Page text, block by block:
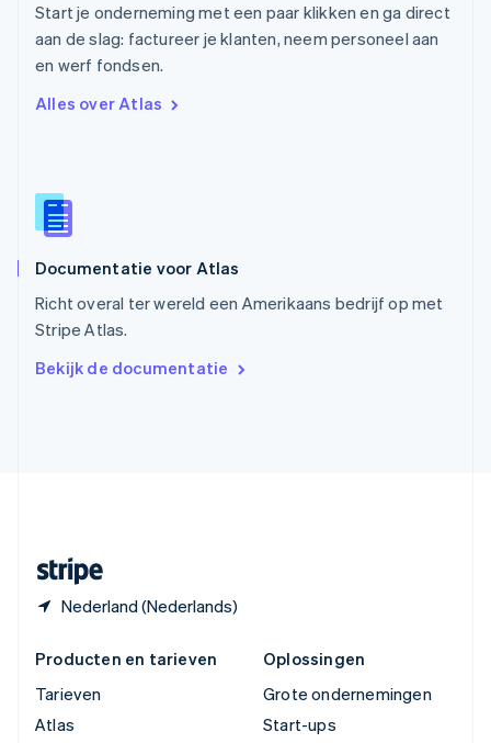
Start je onderneming met een paar klikken en ga direct
aan de slag: factureer je klanten, neem personeel aan
en werf fondsen.
Alles over Atlas
Documentatie voor Atlas
Richt overal ter wereld een Amerikaans bedrijf op met
Stripe Atlas.
Bekijk de documentatie
Nederland (Nederlands)
English
Singapore
English简体中文
EnglishItaliano
Español
Thailand
Tsjechië
Vasteland van China
简体中文English
English
Producten en tarieven
Tarieven
Atlas
Oplossingen
Grote ondernemingen
Start-ups